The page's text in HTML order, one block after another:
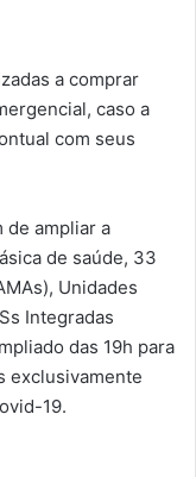
a comprar
caso a
com seus
de ampliar a
de saúde, 33
Unidades
Integradas
das 19h para
exclusivamente
19.